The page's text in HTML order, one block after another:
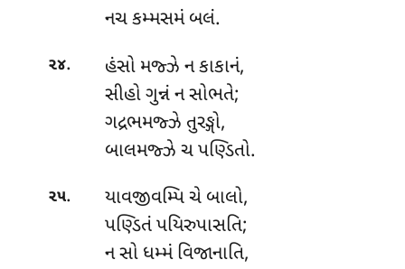
નચ કમ્મસમં બલં.
૨૪.
હંસો મજ્ઝે ન કાકાનં,
સીહો ગુન્નં ન સોભતે;
ગદ્રભમજ્ઝે તુરઙ્ગો,
બાલમજ્ઝે ચ પણ્ડિતો.
૨૫.
યાવજીવમ્પિ ચે બાલો,
પણ્ડિતં પયિરુપાસતિ;
ન સો ધમ્મં વિજાનાતિ,